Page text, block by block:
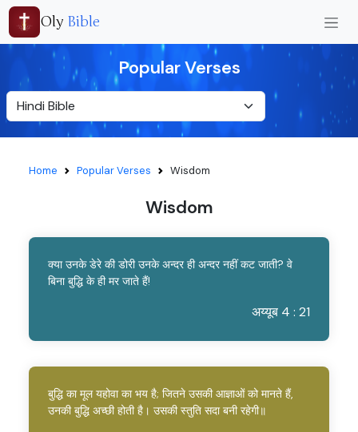
Oly Bible
Popular Verses
Home Popular Verses Wisdom
Wisdom
क्या उनके डेरे की डोरी उनके अन्दर ही अन्दर नहीं कट जाती? वे
बिना बुद्धि के ही मर जाते हैं!
अय्यूब 4 : 21
बुद्धि का मूल यहोवा का भय है; जितने उसकी आज्ञाओं को मानते हैं,
उनकी बुद्धि अच्छी होती है। उसकी स्तुति सदा बनी रहेगी॥